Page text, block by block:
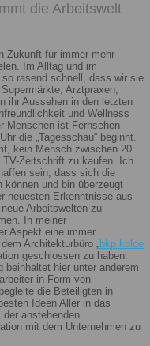
die Arbeitswelt
Zukunft für immer mehr
Im Alltag und im
rasend schnell, dass wir sie
Arztpraxen,
ihr Aussehen in den letzten
und Wellness
Menschen ist Fernsehen
die „Tagesschau“ beginnt.
kein Mensch zwischen 20
Zeitschrift zu kaufen. Ich
sein, dass sich die
können und bin überzeugt
neuesten Erkenntnisse aus
Arbeitswelten zu
In meiner
Aspekt eine immer
Architekturbüro „bkp kolde
geschlossen zu haben.
beinhaltet hier unter anderem
in Form von
die Beteiligten in
Ideen Aller in das
anstehenden
mit dem Unternehmen zu